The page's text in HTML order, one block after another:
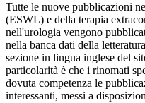
Tutte le nuove pubblicazioni
(ESWL) e della terapia
nell'urologia vengono
nella banca dati della
sezione in lingua inglese del
particolarità è che i rinomati
dovuta competenza le
interessanti, messi a